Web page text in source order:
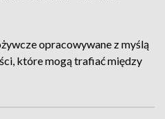
opracowywane z myślą
które mogą trafiać między